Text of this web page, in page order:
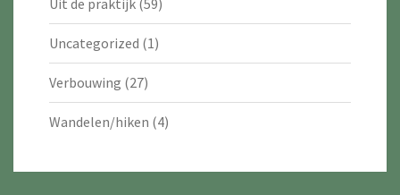
Uit de praktijk (59)
Uncategorized (1)
Verbouwing (27)
Wandelen/hiken (4)